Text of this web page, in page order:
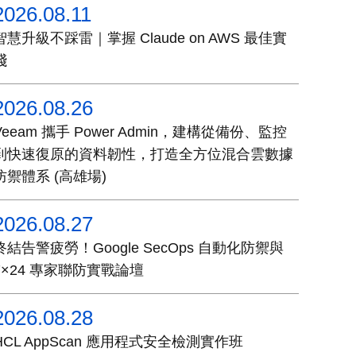
慧升級不踩雷｜掌握 Claude on AWS 最佳實
攜手 Power Admin，建構從備份、監控
快速復原的資料韌性，打造全方位混合雲數據
禦體系 (高雄場)
結告警疲勞！Google SecOps 自動化防禦與
專家聯防實戰論壇
AppScan 應用程式安全檢測實作班